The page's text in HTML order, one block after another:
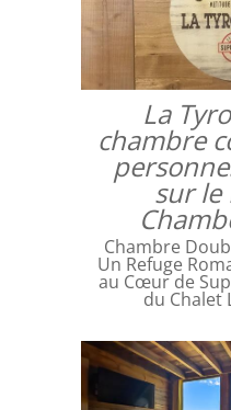
La
chambre
sur le
Chambre
Un Refuge
au Cœur de
du Chalet